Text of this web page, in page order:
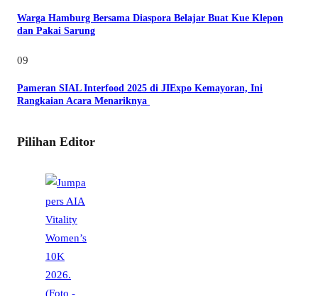
Warga Hamburg Bersama Diaspora Belajar Buat Kue Klepon
dan Pakai Sarung
09
Pameran SIAL Interfood 2025 di JIExpo Kemayoran, Ini
Rangkaian Acara Menariknya
Pilihan Editor